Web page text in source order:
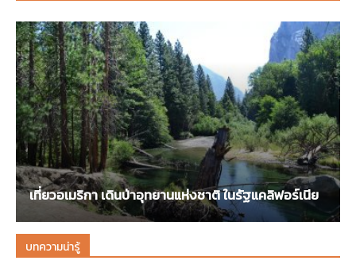
เที่ยวอเมริกา เดินป่าอุทยานแห่งชาติ ในรัฐแคลิฟอร์เนีย
บทความน่ารู้